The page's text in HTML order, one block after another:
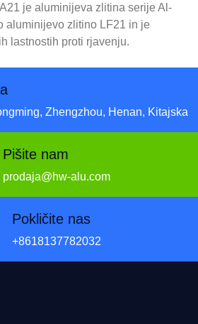
je aluminijeva zlitina serije Al-
aluminijevo zlitino LF21 in je
lastnostih proti rjavenju.
Zhengzhou, Henan, Kitajska
Pišite nam
prodaja@hw-alu.com
Pokličite nas
+8618137782032